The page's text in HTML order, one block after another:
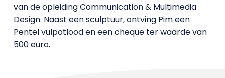
van de opleiding Communication & Multimedia
Design. Naast een sculptuur, ontving Pim een
Pentel vulpotlood en een cheque ter waarde van
500 euro.